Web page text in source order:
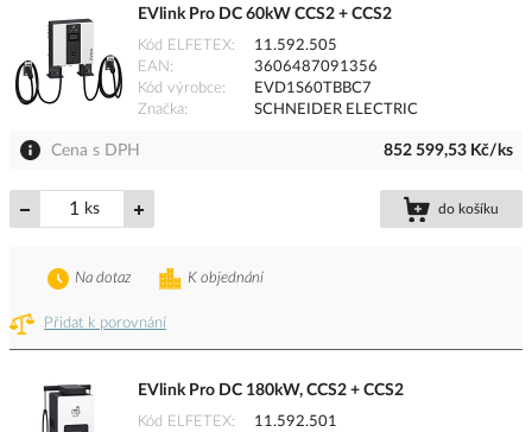
EVlink Pro DC 60kW CCS2 + CCS2
Kód ELFETEX
11.592.505
EAN
3606487091356
Kód výrobce
EVD1S60TBBC7
Značka
SCHNEIDER ELECTRIC
Cena s DPH 852 599,53 Kč/ks
ks do košíku
Přidat k porovnání
K objednání
Na dotaz
EVlink Pro DC 180kW, CCS2 + CCS2
Kód ELFETEX
11.592.501